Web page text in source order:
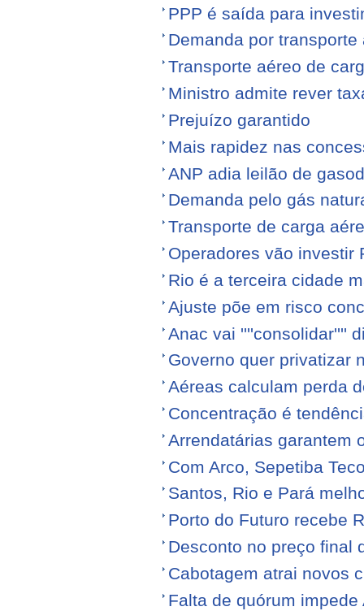
PPP é saída para
Demanda por
Transporte aéreo de
Ministro admite rever
Prejuízo garantido
Mais rapidez nas
ANP adia leilão de
Demanda pelo gás
Transporte de carga
Operadores vão investir
Rio é a terceira cidade
Ajuste põe em risco
Anac vai ''''consolidar''''
Governo quer privatizar
Aéreas calculam perda
Concentração é
Arrendatárias garantem
Com Arco, Sepetiba
Santos, Rio e Pará
Porto do Futuro recebe
Desconto no preço final
Cabotagem atrai novos
Falta de quórum